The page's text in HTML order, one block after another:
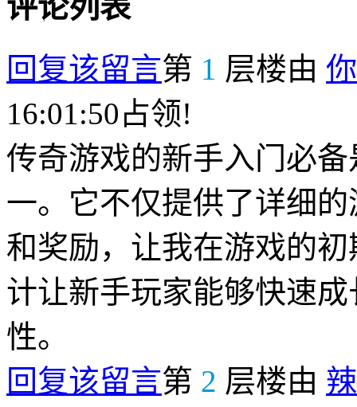
评论列表
回复该留言第 1 层楼由
16:01:50占领!
传奇游戏的新手入门必
一。它不仅提供了详细
和奖励，让我在游戏的
计让新手玩家能够快速
性。
回复该留言第 2 层楼由